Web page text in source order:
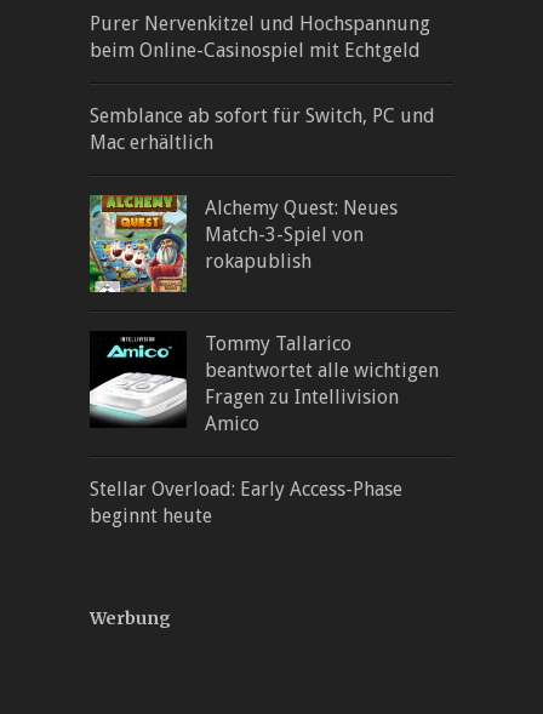
Purer Nervenkitzel und Hochspannung
beim Online-Casinospiel mit Echtgeld
Semblance ab sofort für Switch, PC und
Mac erhältlich
Alchemy Quest: Neues
Match-3-Spiel von
rokapublish
Tommy Tallarico
beantwortet alle wichtigen
Fragen zu Intellivision
Amico
Stellar Overload: Early Access-Phase
beginnt heute
Werbung